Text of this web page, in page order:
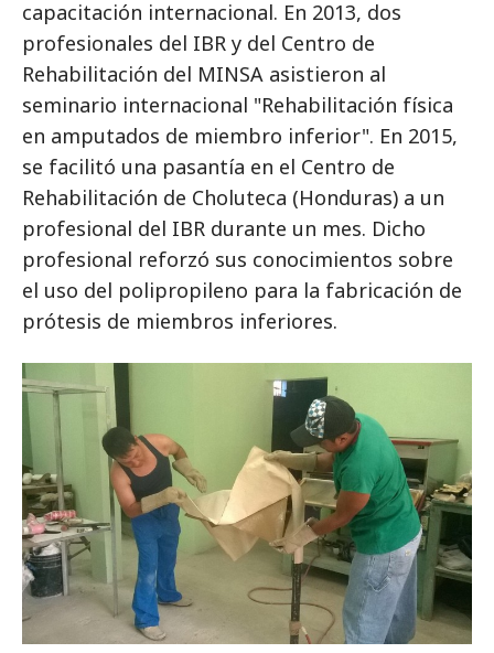
capacitación internacional. En 2013, dos
profesionales del IBR y del Centro de
Rehabilitación del MINSA asistieron al
seminario internacional "Rehabilitación física
en amputados de miembro inferior". En 2015,
se facilitó una pasantía en el Centro de
Rehabilitación de Choluteca (Honduras) a un
profesional del IBR durante un mes. Dicho
profesional reforzó sus conocimientos sobre
el uso del polipropileno para la fabricación de
prótesis de miembros inferiores.